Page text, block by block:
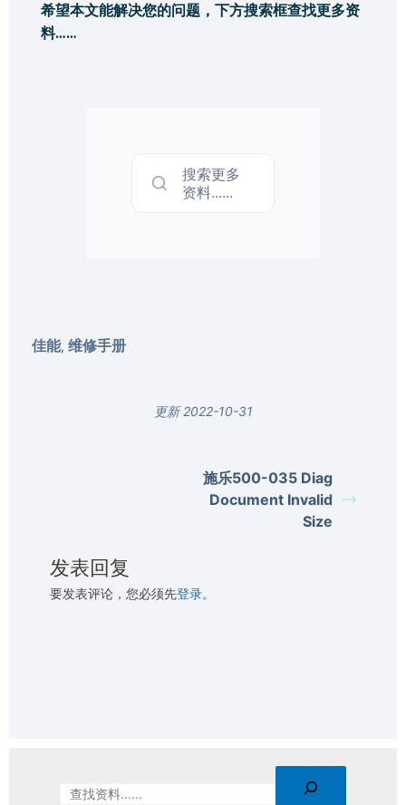
希望本文能解决您的问题，下方搜索框查找更多资
料……
搜索更多
资料......
佳能, 维修手册
更新 2022-10-31
施乐500-035 Diag
Document Invalid
Size
发表回复
要发表评论，您必须先登录。